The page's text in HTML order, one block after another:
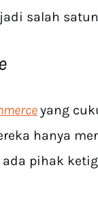
salah
yang
hanya
pihak